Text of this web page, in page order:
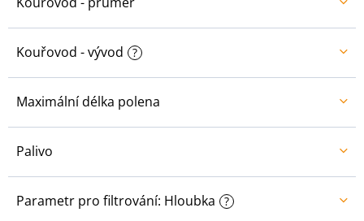
Kouřovod - vývod ?
Maximální délka polena
Palivo
Parametr pro filtrování: Hloubka ?